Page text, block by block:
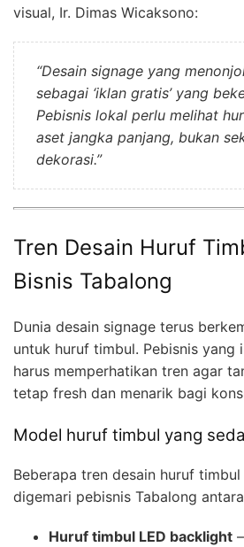
visual, Ir. Dimas Wicaksono:
“Desain signage yang
sebagai ‘iklan gratis’ yang
Pebisnis lokal perlu melihat
aset jangka panjang, bukan
dekorasi.”
Tren Desain Huruf
Bisnis Tabalong
Dunia desain signage terus
untuk huruf timbul. Pebisnis yang
harus memperhatikan tren agar
tetap fresh dan menarik bagi
Model huruf timbul yang
Beberapa tren desain huruf
digemari pebisnis Tabalong
Huruf timbul LED backlight